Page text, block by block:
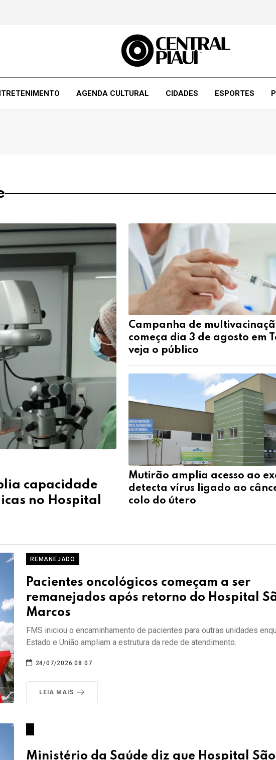
AGENDA CULTURAL CIDADES ESPORTES
capacidade
no Hospital
Campanha de
começa dia 3 de agosto em
veja o público
Mutirão amplia acesso ao
detecta vírus ligado ao
colo do útero
REMANEJADO
Pacientes oncológicos começam a ser
remanejados após retorno do Hospital
Marcos
FMS iniciou o encaminhamento de pacientes para outras unidades
Estado e União ampliam a estrutura da rede de atendimento.
24/07/2026 08:07
LEIA MAIS
Ministério da Saúde diz que Hospital São